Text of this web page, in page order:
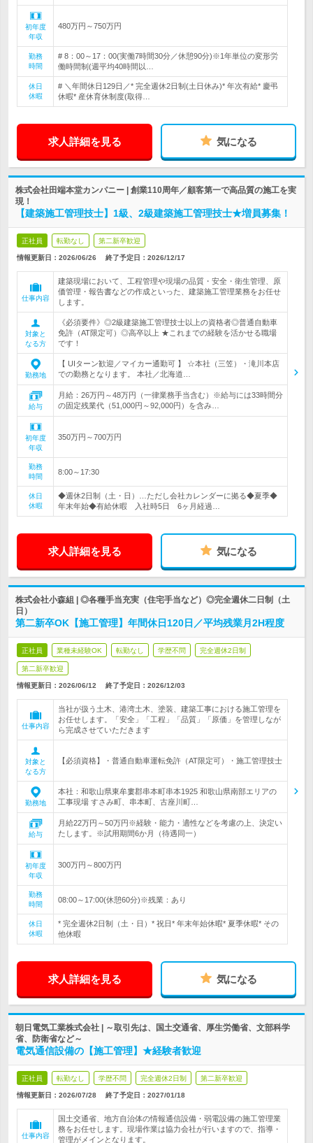
初年度
年収
480万円～750万円
勤務
時間
# 8：00～17：00(実働7時間30分／休憩90分)※1年単位の変形労
働時間制(週平均40時間以…
休日
休暇
# ＼年間休日129日／* 完全週休2日制(土日休み)* 年次有給* 慶弔
休暇* 産休育休制度(取得…
求人詳細を見る 気になる
株式会社田端本堂カンパニー | 創業110周年／顧客第一で高品質の施工を実
現！
【建築施工管理技士】1級、2級建築施工管理技士★増員募集！
正社員 転勤なし 第二新卒歓迎
情報更新日：2026/06/26 終了予定日： 2026/12/17
仕事内容
建築現場において、工程管理や現場の品質・安全・衛生管理、原
価管理・報告書などの作成といった、建築施工管理業務をお任せ
します。
対象と
なる方
《必須要件》◎2級建築施工管理技士以上の資格者◎普通自動車
免許（AT限定可）◎高卒以上 ★これまでの経験を活かせる職場
です！
勤務地
【 UIターン歓迎／マイカー通勤可 】 ☆本社（三笠）・滝川本店
での勤務となります。 本社／北海道…
給与
月給：26万円～48万円（一律業務手当含む）※給与には33時間分
の固定残業代（51,000円～92,000円）を含み…
初年度
年収
350万円～700万円
勤務
時間
8:00～17:30
休日
休暇
◆週休2日制（土・日）…ただし会社カレンダーに拠る◆夏季◆
年末年始◆有給休暇 入社時5日 6ヶ月経過…
求人詳細を見る 気になる
株式会社小森組 | ◎各種手当充実（住宅手当など）◎完全週休二日制（土
日）
第二新卒OK【施工管理】年間休日120日／平均残業月2H程度
正社員 業種未経験OK 転勤なし 学歴不問 完全週休2日制
第二新卒歓迎
情報更新日：2026/06/12 終了予定日： 2026/12/03
仕事内容
当社が扱う土木、港湾土木、塗装、建築工事における施工管理を
お任せします。「安全」「工程」「品質」「原価」を管理しなが
ら完成させていただきます
対象と
なる方
【必須資格】・普通自動車運転免許（AT限定可）・施工管理技士
勤務地
本社：和歌山県東牟婁郡串本町串本1925 和歌山県南部エリアの
工事現場 すさみ町、串本町、古座川町…
給与
月給22万円～50万円※経験・能力・適性などを考慮の上、決定い
たします。※試用期間6か月（待遇同一）
初年度
年収
300万円～800万円
勤務
時間
08:00～17:00(休憩60分)※残業：あり
休日
休暇
* 完全週休2日制（土・日）* 祝日* 年末年始休暇* 夏季休暇* その
他休暇
求人詳細を見る 気になる
朝日電気工業株式会社 | ～取引先は、国土交通省、厚生労働省、文部科学
省、防衛省など～
電気通信設備の【施工管理】★経験者歓迎
正社員 転勤なし 学歴不問 完全週休2日制 第二新卒歓迎
情報更新日：2026/07/28 終了予定日： 2027/01/18
仕事内容
国土交通省、地方自治体の情報通信設備・弱電設備の施工管理業
務をお任せします。現場作業は協力会社が行いますので、指導・
管理がメインとなります。